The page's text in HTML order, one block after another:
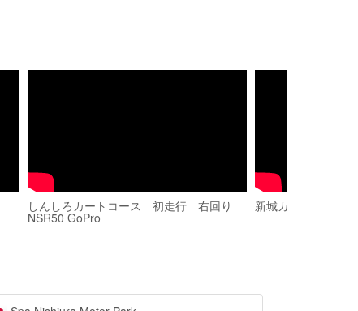
しんしろカートコース 初走行 右回り
NSR50 GoPro
新城カートコース